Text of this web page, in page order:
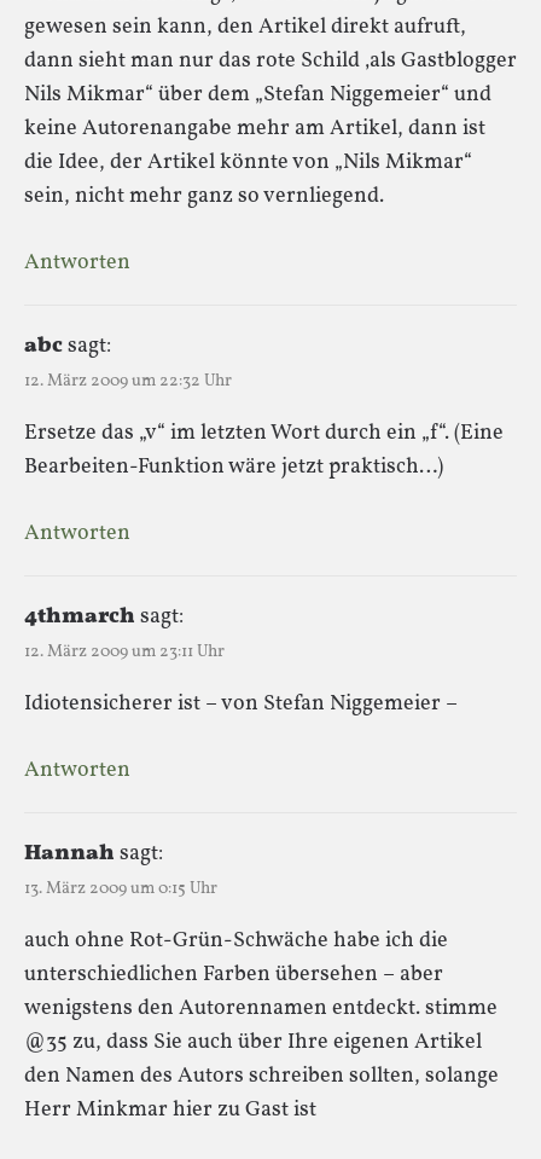
gewesen sein kann, den Artikel direkt aufruft,
dann sieht man nur das rote Schild ‚als Gastblogger
Nils Mikmar“ über dem „Stefan Niggemeier“ und
keine Autorenangabe mehr am Artikel, dann ist
die Idee, der Artikel könnte von „Nils Mikmar“
sein, nicht mehr ganz so vernliegend.
Antworten
abcsagt:
12. März 2009 um 22:32 Uhr
Ersetze das „v“ im letzten Wort durch ein „f“. (Eine
Bearbeiten-Funktion wäre jetzt praktisch…)
Antworten
4thmarch sagt:
12. März 2009 um 23:11 Uhr
Idiotensicherer ist – von Stefan Niggemeier –
Antworten
Hannah sagt:
13. März 2009 um 0:15 Uhr
auch ohne Rot-Grün-Schwäche habe ich die
unterschiedlichen Farben übersehen – aber
wenigstens den Autorennamen entdeckt. stimme
@35 zu, dass Sie auch über Ihre eigenen Artikel
den Namen des Autors schreiben sollten, solange
Herr Minkmar hier zu Gast ist